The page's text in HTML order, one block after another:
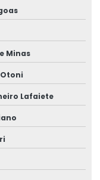
Minas
Lafaiete